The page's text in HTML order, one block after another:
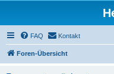
FAQ Kontakt
Foren-Übersicht